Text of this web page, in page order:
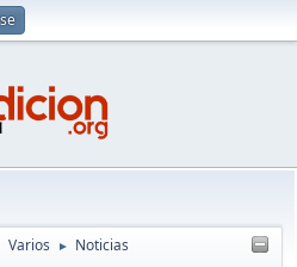
Varios ► Noticias